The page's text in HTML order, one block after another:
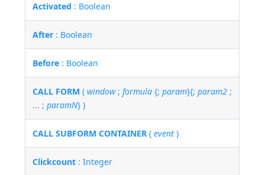
Activated : Boolean
After : Boolean
Before : Boolean
CALL FORM (window;formula {;param}{;param2 ;
... ;paramN} )
CALL SUBFORM CONTAINER (event )
Clickcount : Integer